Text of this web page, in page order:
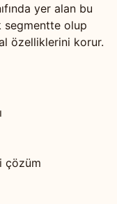
yer alan bu
segmentte olup
özelliklerini korur.
çözüm